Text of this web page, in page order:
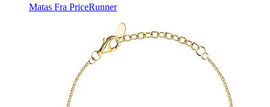
Matas Fra PriceRunner